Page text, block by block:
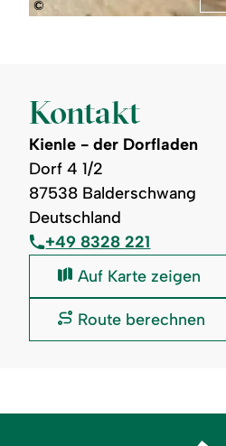
©
verschiedene
Lebensmittel,
darunter
Kaffee,
Nudeln,
Konserven
und
Getränke.
</p>
Kontakt
Kienle - der Dorfladen
Dorf 4 1/2
87538 Balderschwang
Deutschland
+49 8328 221
Kienle
Dorfladen:
Auf Karte zeigen
Kienle
Route berechnen